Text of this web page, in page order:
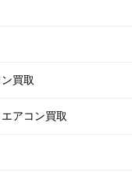
買取
アコン買取